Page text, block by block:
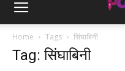
Home Tags सिंघाबिनी
Tag: सिंघाबिनी